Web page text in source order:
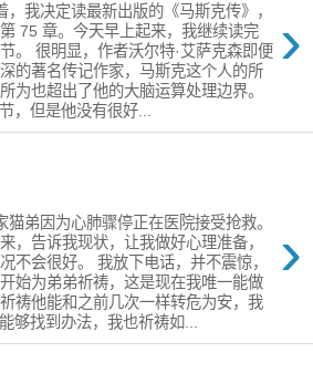
›
，我决定读最新出版的《马斯克传》​，
75 章。今天早上起来，我继续读完
。 很明显，作者沃尔特·艾萨克森即便
的著名传记作家，马斯克这个人的所
为也超出了他的大脑运算处理​边界。
，但是他没有很好...
›
猫弟因为心肺骤停正在​医院接受抢救。
，告诉我现状，让我​做好心理准备，
不会很好。 我放下电话，并不震惊，
始为弟弟​祈祷，这是现在我唯一能做
祷他能和之前几次一样转危为安，我
够找到办法，我也祈祷如...